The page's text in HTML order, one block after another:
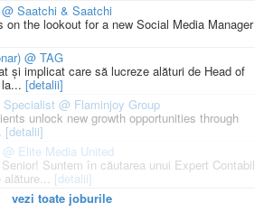
Saatchi & Saatchi
the lookout for a new Social Media Manager
@ TAG
și implicat care să lucreze alături de Head of
[detalii]
@ Flaminjoy Group
unlock new growth opportunities through
[detalii]
Elite Media United
Suntem în căutarea unui Expert Contabil
[detalii]
vezi toate joburile